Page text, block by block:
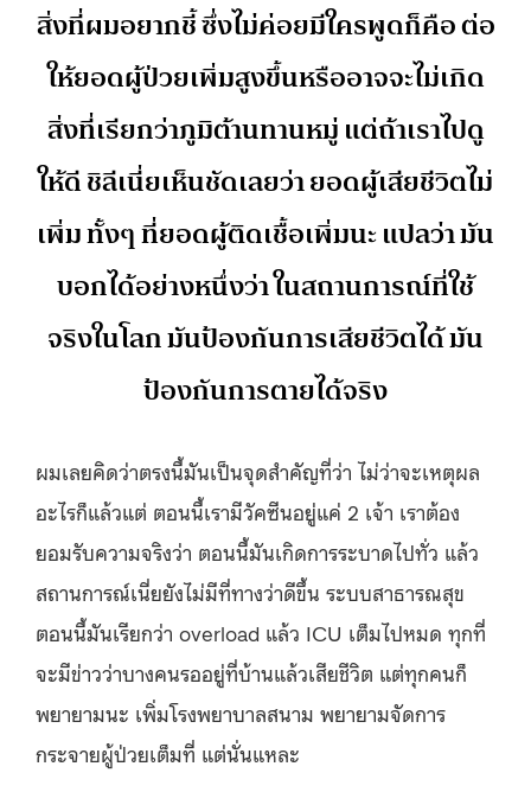
สิ่งที่ผมอยากชี้ ซึ่งไม่ค่อยมีใครพูดก็คือ ต่อ
ให้ยอดผู้ป่วยเพิ่มสูงขึ้นหรืออาจจะไม่เกิด
สิ่งที่เรียกว่าภูมิต้านทานหมู่ แต่ถ้าเราไปดู
ให้ดี ชิลีเนี่ยเห็นชัดเลยว่า ยอดผู้เสียชีวิตไม่
เพิ่ม ทั้งๆ ที่ยอดผู้ติดเชื้อเพิ่มนะ แปลว่า มัน
บอกได้อย่างหนึ่งว่า ในสถานการณ์ที่ใช้
จริงในโลก มันป้องกันการเสียชีวิตได้ มัน
ป้องกันการตายได้จริง
ผมเลยคิดว่าตรงนี้มันเป็นจุดสำคัญที่ว่า ไม่ว่าจะเหตุผล
อะไรก็แล้วแต่ ตอนนี้เรามีวัคซีนอยู่แค่ 2 เจ้า เราต้อง
ยอมรับความจริงว่า ตอนนี้มันเกิดการระบาดไปทั่ว แล้ว
สถานการณ์เนี่ยยังไม่มีที่ทางว่าดีขึ้น ระบบสาธารณสุข
ตอนนี้มันเรียกว่า overload แล้ว ICU เต็มไปหมด ทุกที่
จะมีข่าวว่าบางคนรออยู่ที่บ้านแล้วเสียชีวิต แต่ทุกคนก็
พยายามนะ เพิ่มโรงพยาบาลสนาม พยายามจัดการ
กระจายผู้ป่วยเต็มที่ แต่นั่นแหละ